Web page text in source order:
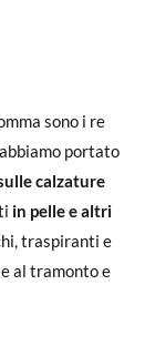
sono i re
portato
calzature
in pelle e altri
traspiranti e
al tramonto e